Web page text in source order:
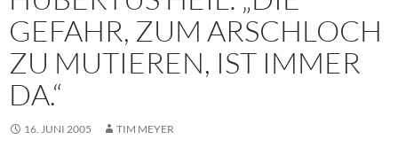
GEFAHR, ZUM ARSCHLOCH
ZU MUTIEREN, IST IMMER
DA.“
16. JUNI 2005 TIM MEYER